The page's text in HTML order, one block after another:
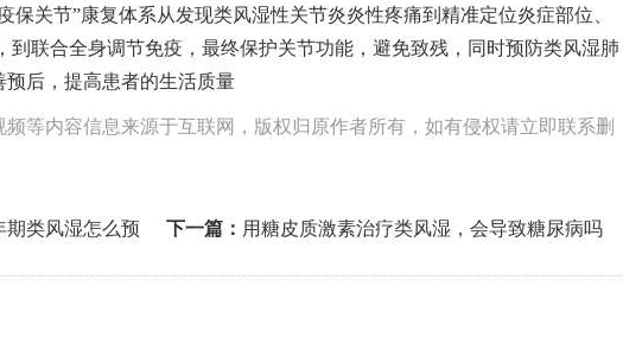
保关节”康复体系从发现类风湿性关节炎炎性疼痛到精准定位炎症部位、
到联合全身调节免疫，最终保护关节功能，避免致残，同时预防类风湿肺
后，提高患者的生活质量
等内容信息来源于互联网，版权归原作者所有，如有侵权请立即联系删
期类风湿怎么预
下一篇： 用糖皮质激素治疗类风湿，会导致糖尿病吗